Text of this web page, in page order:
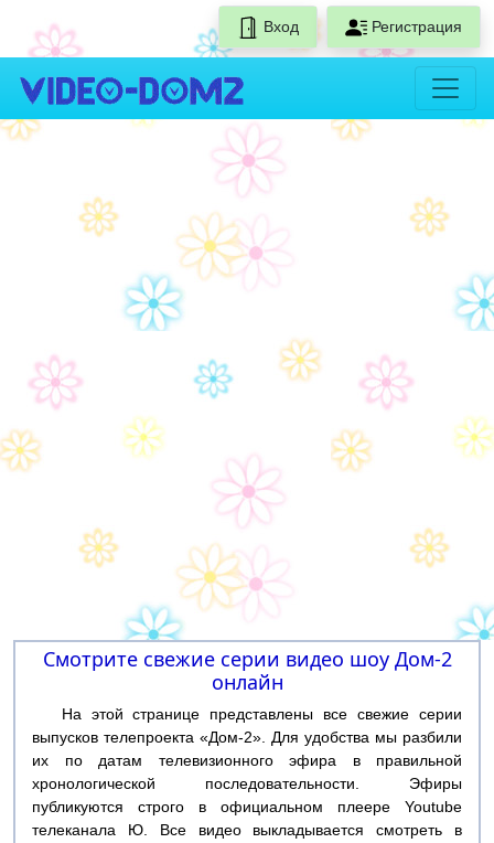
Вход Регистрация
Смотрите свежие серии видео шоу Дом-2
онлайн
На этой странице представлены все свежие серии
выпусков телепроекта «Дом-2». Для удобства мы разбили
их по датам телевизионного эфира в правильной
хронологической последовательности. Эфиры
публикуются строго в официальном плеере Youtube
телеканала Ю. Все видео выкладывается смотреть в